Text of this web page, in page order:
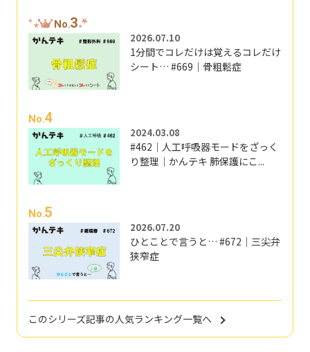
No.3
2026.07.10
1分間でコレだけは覚えるコレだけ
シート… #669｜骨粗鬆症
No.4
2024.03.08
#462｜人工呼吸器モードをざっく
り整理｜かんテキ 肺保護にこ...
No.5
2026.07.20
ひとことで言うと… #672｜三尖弁
狭窄症
このシリーズ記事の人気ランキング一覧へ